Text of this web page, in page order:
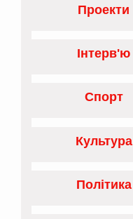
Проекти
Інтерв'ю
Спорт
Культура
Політика